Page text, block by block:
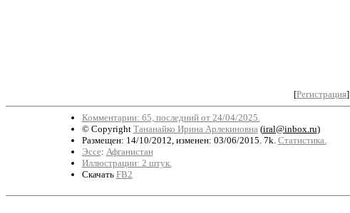
[Регистрация]
Комментарии: 65, последний от 24/04/2025.
© Copyright Тананайко Ирина Арлекиновна (iral@inbox.ru)
Размещен: 14/10/2012, изменен: 03/06/2015. 7k. Статистика.
Эссе: Афганистан
Иллюстрации: 2 штук.
Скачать FB2